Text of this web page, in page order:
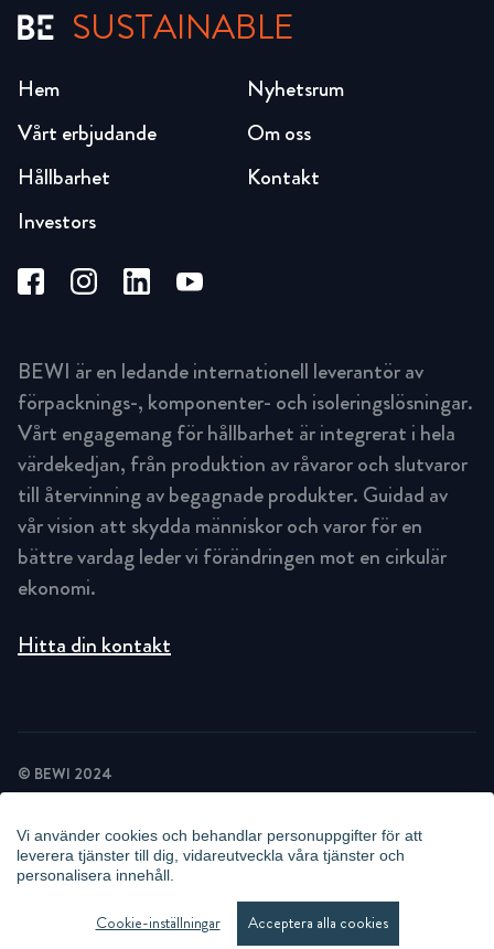
Vi använder cookies och behandlar personuppgifter för att
leverera tjänster till dig, vidareutveckla våra tjänster och
personalisera innehåll.
Cookie-inställningar Acceptera alla cookies
SUSTAINABLE
Hem
Vårt erbjudande
Hållbarhet
Investors
Nyhetsrum
Om oss
Kontakt
BEWI är en ledande internationell leverantör av
förpacknings-, komponenter- och isoleringslösningar.
Vårt engagemang för hållbarhet är integrerat i hela
värdekedjan, från produktion av råvaror och slutvaror
till återvinning av begagnade produkter. Guidad av
vår vision att skydda människor och varor för en
bättre vardag leder vi förändringen mot en cirkulär
ekonomi.
Hitta din kontakt
© BEWI 2024
COOKIEPOLICY
NYHETSBREV INTEGRITETSPOLICY
POLICY VIDEOÖVERVAKNING
HANTERA COOKIES